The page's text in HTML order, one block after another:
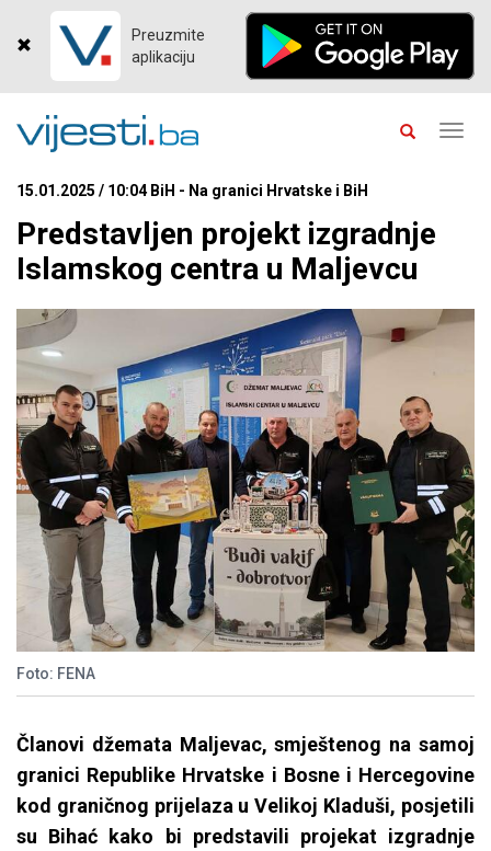
Preuzmite
aplikaciju
15.01.2025 / 10:04 BiH - Na granici Hrvatske i BiH
Predstavljen projekt izgradnje
Islamskog centra u Maljevcu
Foto: FENA
Članovi džemata Maljevac, smještenog na samoj
granici Republike Hrvatske i Bosne i Hercegovine
kod graničnog prijelaza u Velikoj Kladuši, posjetili
su Bihać kako bi predstavili projekat izgradnje